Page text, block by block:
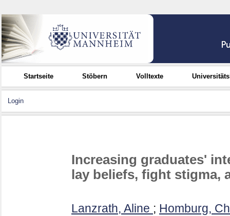
Startseite Stöbern Volltexte
Login
Increasing graduates'
lay beliefs, fight stigma,
Lanzrath, Aline ; Homburg,